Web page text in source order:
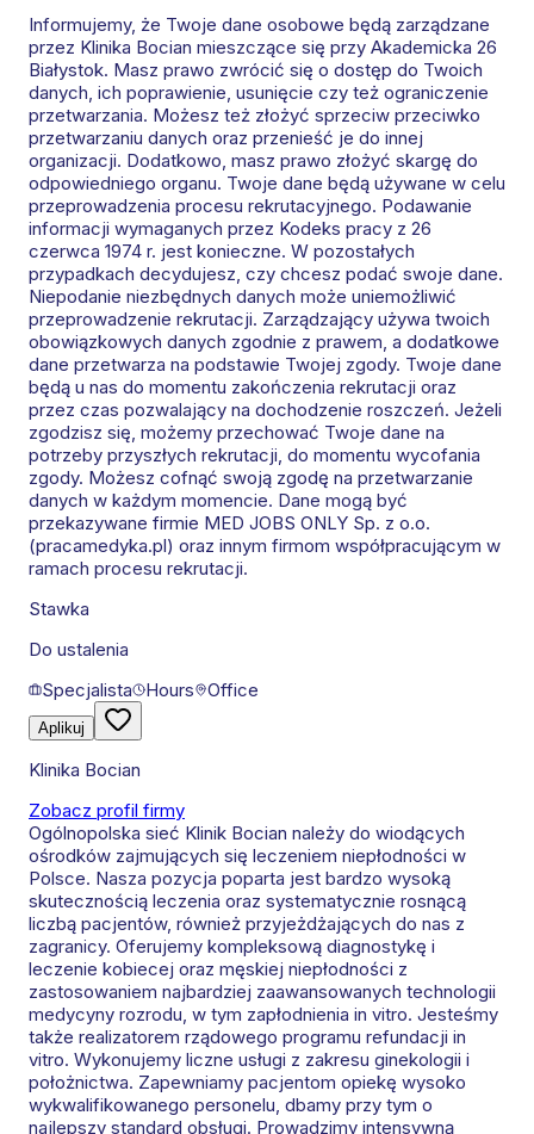
Informujemy, że Twoje dane osobowe będą zarządzane
przez Klinika Bocian mieszczące się przy Akademicka 26
Białystok. Masz prawo zwrócić się o dostęp do Twoich
danych, ich poprawienie, usunięcie czy też ograniczenie
przetwarzania. Możesz też złożyć sprzeciw przeciwko
przetwarzaniu danych oraz przenieść je do innej
organizacji. Dodatkowo, masz prawo złożyć skargę do
odpowiedniego organu. Twoje dane będą używane w celu
przeprowadzenia procesu rekrutacyjnego. Podawanie
informacji wymaganych przez Kodeks pracy z 26
czerwca 1974 r. jest konieczne. W pozostałych
przypadkach decydujesz, czy chcesz podać swoje dane.
Niepodanie niezbędnych danych może uniemożliwić
przeprowadzenie rekrutacji. Zarządzający używa twoich
obowiązkowych danych zgodnie z prawem, a dodatkowe
dane przetwarza na podstawie Twojej zgody. Twoje dane
będą u nas do momentu zakończenia rekrutacji oraz
przez czas pozwalający na dochodzenie roszczeń. Jeżeli
zgodzisz się, możemy przechować Twoje dane na
potrzeby przyszłych rekrutacji, do momentu wycofania
zgody. Możesz cofnąć swoją zgodę na przetwarzanie
danych w każdym momencie. Dane mogą być
przekazywane firmie MED JOBS ONLY Sp. z o.o.
(pracamedyka.pl) oraz innym firmom współpracującym w
ramach procesu rekrutacji.
Stawka
Do ustalenia
Specjalista
Hours Office
Aplikuj
Klinika Bocian
Zobacz profil firmy
Ogólnopolska sieć Klinik Bocian należy do wiodących
ośrodków zajmujących się leczeniem niepłodności w
Polsce. Nasza pozycja poparta jest bardzo wysoką
skutecznością leczenia oraz systematycznie rosnącą
liczbą pacjentów, również przyjeżdżających do nas z
zagranicy. Oferujemy kompleksową diagnostykę i
leczenie kobiecej oraz męskiej niepłodności z
zastosowaniem najbardziej zaawansowanych technologii
medycyny rozrodu, w tym zapłodnienia in vitro. Jesteśmy
także realizatorem rządowego programu refundacji in
vitro. Wykonujemy liczne usługi z zakresu ginekologii i
położnictwa. Zapewniamy pacjentom opiekę wysoko
wykwalifikowanego personelu, dbamy przy tym o
najlepszy standard obsługi. Prowadzimy intensywną